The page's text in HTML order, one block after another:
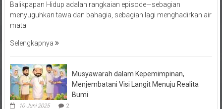
Balikpapan Hidup adalah rangkaian episode—sebagian
menyuguhkan tawa dan bahagia, sebagian lagi menghadirkan air
mata
Selengkapnya
Musyawarah dalam Kepemimpinan,
Menjembatani Visi Langit Menuju Realita
Bumi
10 Juni 2025 2